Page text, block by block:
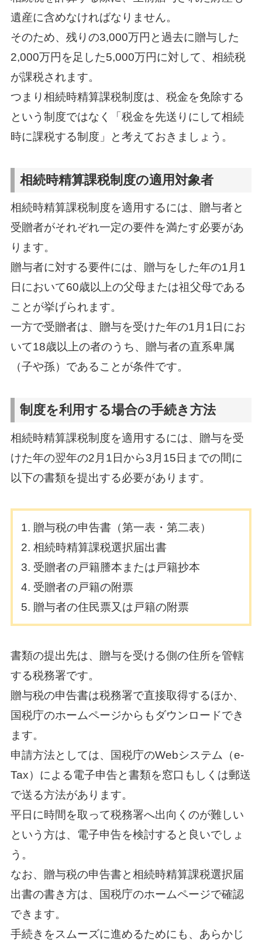
遺産に含めなければなりません。
そのため、残りの3,000万円と過去に贈与した
2,000万円を足した5,000万円に対して、相続税
が課税されます。
つまり相続時精算課税制度は、税金を免除する
という制度ではなく「税金を先送りにして相続
時に課税する制度」と考えておきましょう。
相続時精算課税制度の適用対象者
相続時精算課税制度を適用するには、贈与者と
受贈者がそれぞれ一定の要件を満たす必要があ
ります。
贈与者に対する要件には、贈与をした年の1月1
日において60歳以上の父母または祖父母である
ことが挙げられます。
一方で受贈者は、贈与を受けた年の1月1日にお
いて18歳以上の者のうち、贈与者の直系卑属
（子や孫）であることが条件です。
制度を利用する場合の手続き方法
相続時精算課税制度を適用するには、贈与を受
けた年の翌年の2月1日から3月15日までの間に
以下の書類を提出する必要があります。
贈与税の申告書（第一表・第二表）
相続時精算課税選択届出書
受贈者の戸籍謄本または戸籍抄本
受贈者の戸籍の附票
贈与者の住民票又は戸籍の附票
書類の提出先は、贈与を受ける側の住所を管轄
する税務署です。
贈与税の申告書は税務署で直接取得するほか、
国税庁のホームページからもダウンロードでき
ます。
申請方法としては、国税庁のWebシステム（e-
Tax）による電子申告と書類を窓口もしくは郵送
で送る方法があります。
平日に時間を取って税務署へ出向くのが難しい
という方は、電子申告を検討すると良いでしょ
う。
なお、贈与税の申告書と相続時精算課税選択届
出書の書き方は、国税庁のホームページで確認
できます。
手続きをスムーズに進めるためにも、あらかじ